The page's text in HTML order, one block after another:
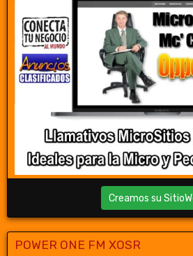
Creamos su
POWER ONE FM XOSR